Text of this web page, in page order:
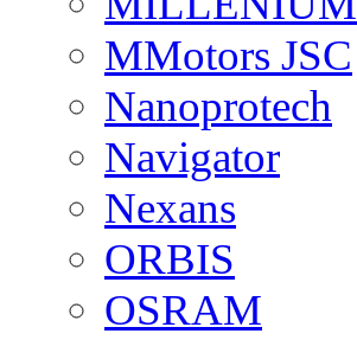
MMotors JSC
Nanoprotech
Navigator
Nexans
ORBIS
OSRAM